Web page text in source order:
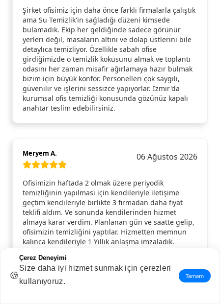
Şirket ofisimiz için daha önce farklı firmalarla çalıştık
ama Su Temizlik'in sağladığı düzeni kimsede
bulamadık. Ekip her geldiğinde sadece görünür
yerleri değil, masaların altını ve dolap üstlerini bile
detaylıca temizliyor. Özellikle sabah ofise
girdiğimizde o temizlik kokusunu almak ve toplantı
odasını her zaman misafir ağırlamaya hazır bulmak
bizim için büyük konfor. Personelleri çok saygılı,
güvenilir ve işlerini sessizce yapıyorlar. İzmir'da
kurumsal ofis temizliği konusunda gözünüz kapalı
anahtar teslim edebilirsiniz.
Meryem A. 06 Ağustos 2026
Ofisimizin haftada 2 olmak üzere periyodik
temizliğinin yapılması için kendileriyle iletişime
geçtim kendileriyle birlikte 3 firmadan daha fiyat
teklifi aldım. Ve sonunda kendilerinden hizmet
almaya karar verdim. Planlanan gün ve saatte gelip,
ofisimizin temizliğini yaptılar. Hizmetten memnun
kalınca kendileriyle 1 Yıllık anlaşma imzaladık.
İhtiyacı olan herkese tavsiye ederim.
🍪
Çerez Deneyimi
Size daha iyi hizmet sunmak için çerezleri
kullanıyoruz.
Tamam